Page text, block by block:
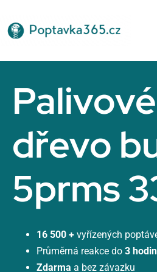
na
obsah
Palivové
dřevo
5prms
16 500 + vyřízených
Průměrná reakce do 3 hodin
Zdarma a bez závazku